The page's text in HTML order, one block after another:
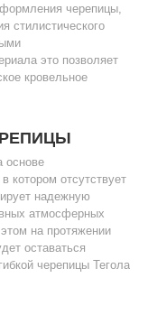
черепицы,
стилистического
это позволяет
кровельное
основе
котором отсутствует
надежную
атмосферных
на протяжении
оставаться
черепицы Тегола